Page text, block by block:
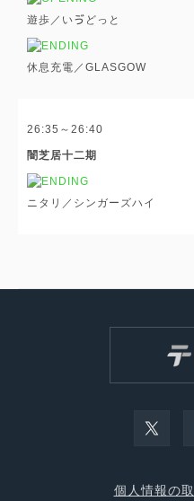
遊歩／いゔどっと
休息充電／GLASGOW
26:35～26:40
闇芝居十二期
ニタリ／シンガーズハイ
個人情報の